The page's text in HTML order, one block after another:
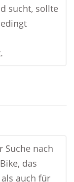
sucht, sollte
Suche nach
das
auch für